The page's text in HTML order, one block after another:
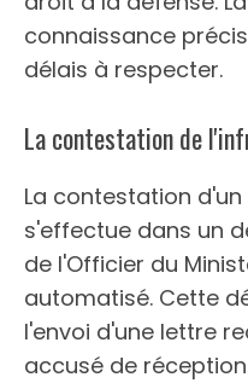
connaissance
délais à respecter.
La contestation de
La contestation
s'effectue dans un
de l'Officier du
automatisé. Cette
l'envoi d'une lettre
accusé de